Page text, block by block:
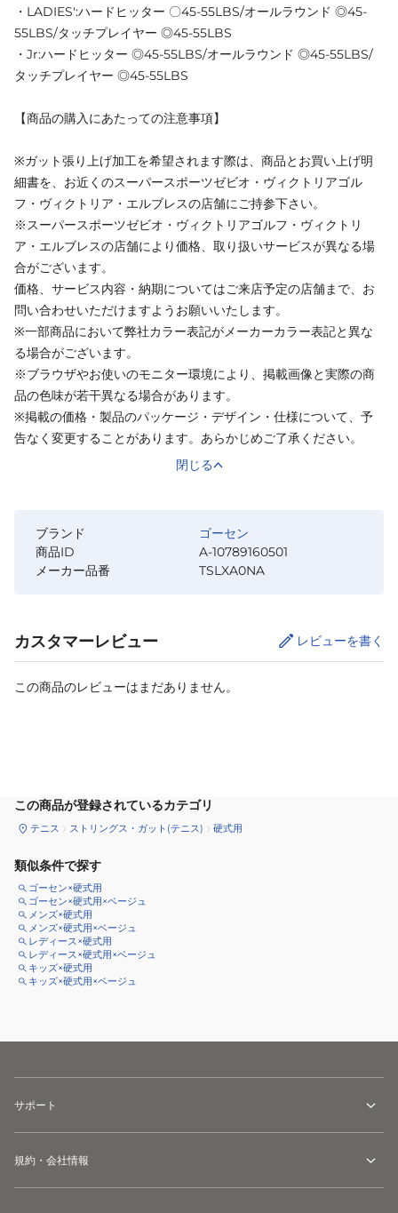
・LADIES':ハードヒッター 〇45-55LBS/オールラウンド ◎45-
55LBS/タッチプレイヤー ◎45-55LBS
・Jr:ハードヒッター ◎45-55LBS/オールラウンド ◎45-55LBS/
タッチプレイヤー ◎45-55LBS
【商品の購入にあたっての注意事項】
※ガット張り上げ加工を希望されます際は、商品とお買い上げ明
細書を、お近くのスーパースポーツゼビオ・ヴィクトリアゴル
フ・ヴィクトリア・エルブレスの店舗にご持参下さい。
※スーパースポーツゼビオ・ヴィクトリアゴルフ・ヴィクトリ
ア・エルブレスの店舗により価格、取り扱いサービスが異なる場
合がございます。
価格、サービス内容・納期についてはご来店予定の店舗まで、お
問い合わせいただけますようお願いいたします。
※一部商品において弊社カラー表記がメーカーカラー表記と異な
る場合がございます。
※ブラウザやお使いのモニター環境により、掲載画像と実際の商
品の色味が若干異なる場合があります。
※掲載の価格・製品のパッケージ・デザイン・仕様について、予
告なく変更することがあります。あらかじめご了承ください。
閉じる
ブランド
ゴーセン
商品ID
A-10789160501
メーカー品番
TSLXA0NA
カスタマーレビュー レビューを書く
この商品のレビューはまだありません。
この商品が登録されているカテゴリ
テニス ストリングス・ガット(テニス) 硬式用
類似条件で探す
ゴーセン×硬式用
ゴーセン×硬式用×ベージュ
メンズ×硬式用
メンズ×硬式用×ベージュ
レディース×硬式用
レディース×硬式用×ベージュ
キッズ×硬式用
キッズ×硬式用×ベージュ
サポート
規約・会社情報